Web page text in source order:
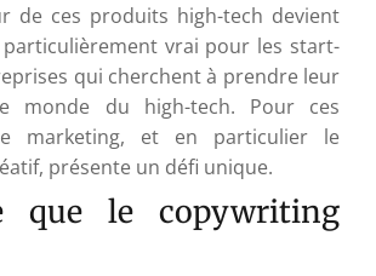
de ces produits high-tech devient
particulièrement vrai pour les start-
qui cherchent à prendre leur
monde du high-tech. Pour ces
marketing, et en particulier le
présente un défi unique.
que le copywriting